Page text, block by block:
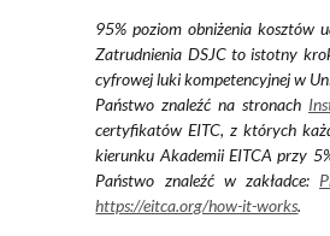
95% poziom obniżenia kosztów
Zatrudnienia DSJC to istotny
cyfrowej luki kompetencyjnej w
Państwo znaleźć na stronach
certyfikatów EITC, z których
kierunku Akademii EITCA przy
Państwo znaleźć w zakładce:
https://eitca.org/how-it-works.